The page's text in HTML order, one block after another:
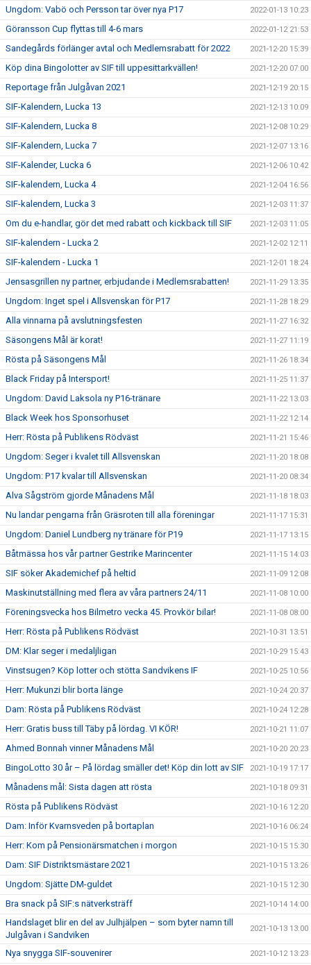
Ungdom: Vabö och Persson tar över nya P17 2022-01-13 10:23
Göransson Cup flyttas till 4-6 mars 2022-01-12 21:53
Sandegårds förlänger avtal och Medlemsrabatt för 2022 2021-12-20 15:39
Köp dina Bingolotter av SIF till uppesittarkvällen! 2021-12-20 07:00
Reportage från Julgåvan 2021 2021-12-19 20:15
SIF-Kalendern, Lucka 13 2021-12-13 10:09
SIF-Kalendern, Lucka 8 2021-12-08 10:29
SIF-Kalendern, Lucka 7 2021-12-07 13:16
SIF-Kalender, Lucka 6 2021-12-06 10:42
SIF-kalendern, Lucka 4 2021-12-04 16:56
SIF-kalendern, Lucka 3 2021-12-03 11:37
Om du e-handlar, gör det med rabatt och kickback till SIF 2021-12-03 11:05
SIF-kalendern - Lucka 2 2021-12-02 12:11
SIF-kalendern - Lucka 1 2021-12-01 18:24
Jensasgrillen ny partner, erbjudande i Medlemsrabatten! 2021-11-29 13:35
Ungdom: Inget spel i Allsvenskan för P17 2021-11-28 18:29
Alla vinnarna på avslutningsfesten 2021-11-27 16:32
Säsongens Mål är korat! 2021-11-27 11:19
Rösta på Säsongens Mål 2021-11-26 18:34
Black Friday på Intersport! 2021-11-25 11:37
Ungdom: David Laksola ny P16-tränare 2021-11-22 13:03
Black Week hos Sponsorhuset 2021-11-22 12:14
Herr: Rösta på Publikens Rödväst 2021-11-21 15:46
Ungdom: Seger i kvalet till Allsvenskan 2021-11-20 18:08
Ungdom: P17 kvalar till Allsvenskan 2021-11-20 08:34
Alva Sågström gjorde Månadens Mål 2021-11-18 18:03
Nu landar pengarna från Gräsroten till alla föreningar 2021-11-17 15:31
Ungdom: Daniel Lundberg ny tränare för P19 2021-11-17 13:15
Båtmässa hos vår partner Gestrike Marincenter 2021-11-15 14:03
SIF söker Akademichef på heltid 2021-11-09 12:08
Maskinutställning med flera av våra partners 24/11 2021-11-08 10:00
Föreningsvecka hos Bilmetro vecka 45. Provkör bilar! 2021-11-08 08:00
Herr: Rösta på Publikens Rödväst 2021-10-31 13:51
DM: Klar seger i medaljligan 2021-10-29 15:43
Vinstsugen? Köp lotter och stötta Sandvikens IF 2021-10-25 10:56
Herr: Mukunzi blir borta länge 2021-10-24 20:37
Dam: Rösta på Publikens Rödväst 2021-10-24 12:28
Herr: Gratis buss till Täby på lördag. VI KÖR! 2021-10-21 11:07
Ahmed Bonnah vinner Månadens Mål 2021-10-20 20:23
BingoLotto 30 år – På lördag smäller det! Köp din lott av SIF 2021-10-19 17:17
Månadens mål: Sista dagen att rösta 2021-10-18 09:31
Rösta på Publikens Rödväst 2021-10-16 12:20
Dam: Inför Kvarnsveden på bortaplan 2021-10-16 06:24
Herr: Kom på Pensionärsmatchen i morgon 2021-10-15 15:30
Dam: SIF Distriktsmästare 2021 2021-10-15 13:26
Ungdom: Sjätte DM-guldet 2021-10-15 12:30
Bra snack på SIF:s nätverksträff 2021-10-14 14:00
Handslaget blir en del av Julhjälpen – som byter namn till
Julgåvan i Sandviken
2021-10-13 13:00
Nya snygga SIF-souvenirer 2021-10-12 13:23